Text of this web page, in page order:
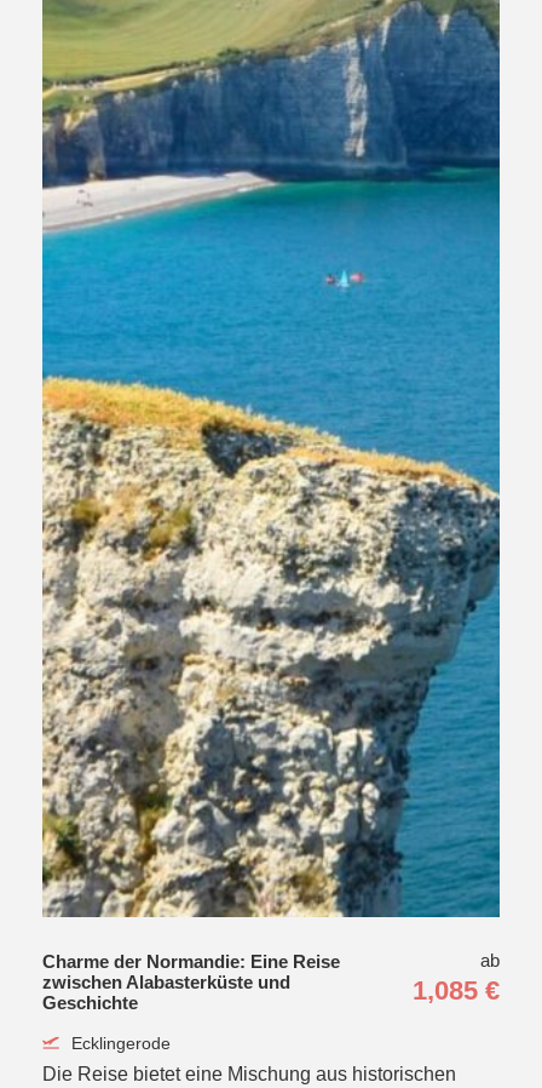
Charme der Normandie: Eine Reise
zwischen Alabasterküste und
Geschichte
ab
1,085 €
Ecklingerode
Die Reise bietet eine Mischung aus historischen